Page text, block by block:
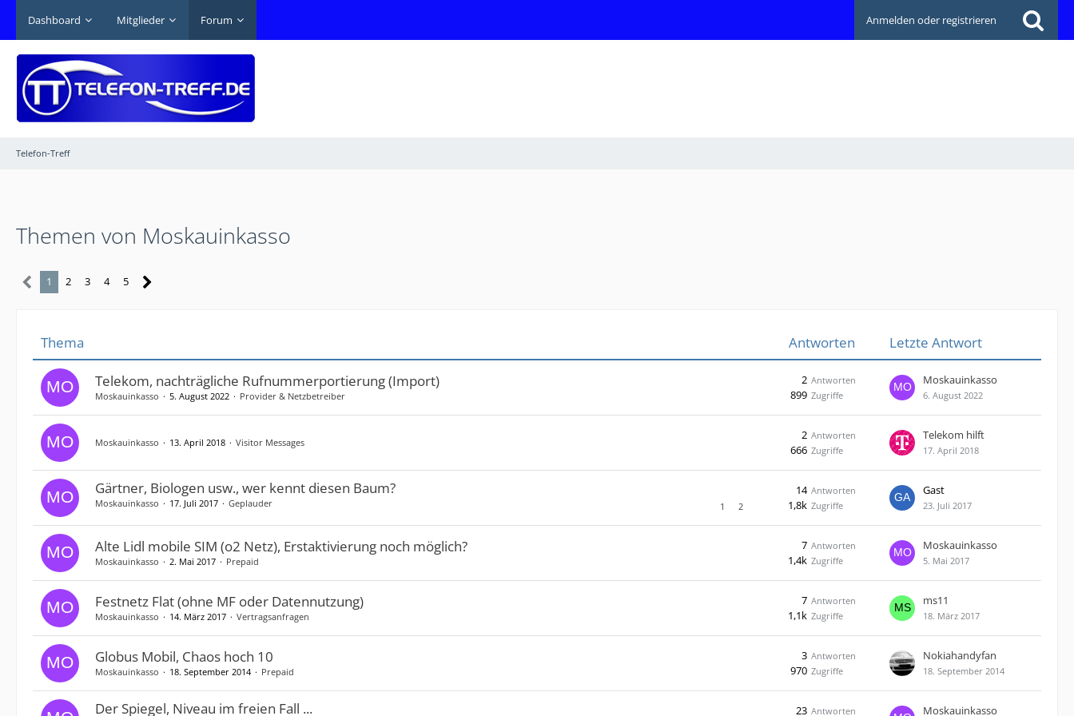
Dashboard Mitglieder Forum Anmelden oder registrieren
Telefon-Treff
Themen von Moskauinkasso
1 2 3 4 5
Thema Antworten Letzte Antwort
Telekom, nachträgliche Rufnummerportierung (Import)
Moskauinkasso 5. August 2022 Provider & Netzbetreiber
Antworten
2
Zugriffe
899
Moskauinkasso
6. August 2022
Moskauinkasso 13. April 2018 Visitor Messages
Antworten
2
Zugriffe
666
Telekom hilft
17. April 2018
Gärtner, Biologen usw., wer kennt diesen Baum?
1 2
Moskauinkasso 17. Juli 2017 Geplauder
Antworten
14
Zugriffe
1,8k
Gast
23. Juli 2017
Alte Lidl mobile SIM (o2 Netz), Erstaktivierung noch möglich?
Moskauinkasso 2. Mai 2017 Prepaid
Antworten
7
Zugriffe
1,4k
Moskauinkasso
5. Mai 2017
Festnetz Flat (ohne MF oder Datennutzung)
Moskauinkasso 14. März 2017 Vertragsanfragen
Antworten
7
Zugriffe
1,1k
ms11
18. März 2017
Globus Mobil, Chaos hoch 10
Moskauinkasso 18. September 2014 Prepaid
Antworten
3
Zugriffe
970
Nokiahandyfan
18. September 2014
Der Spiegel, Niveau im freien Fall ... Antworten
23 Moskauinkasso